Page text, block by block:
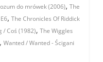
do mrówek (2006),The
,The Chronicles Of Riddick
/ Coś (1982),The Wiggles
,Wanted / Wanted - Ścigani